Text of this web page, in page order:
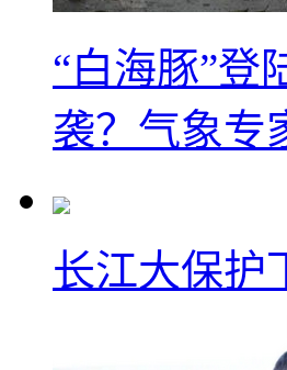
“白海豚”登
袭？气象专
长江大保护